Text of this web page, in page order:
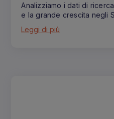
Analizziamo i dati di
e la grande crescita negli
Leggi di più